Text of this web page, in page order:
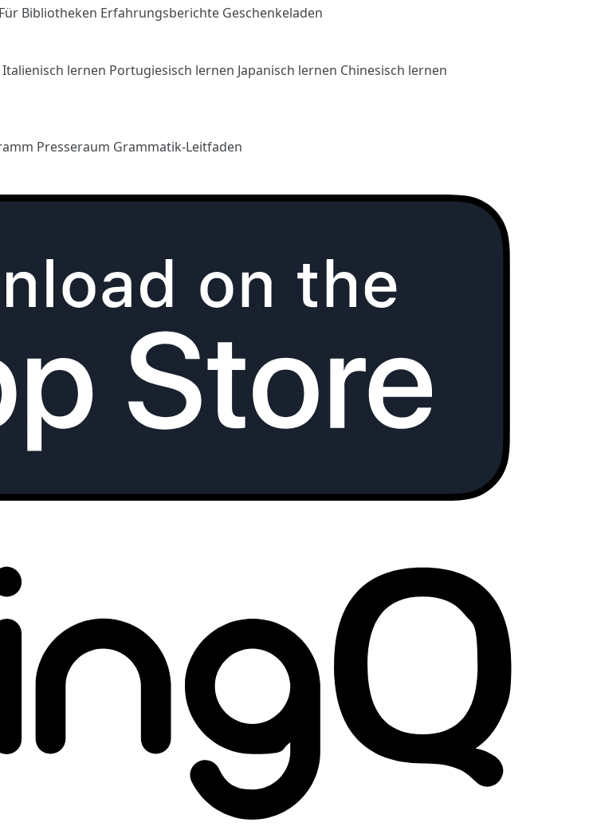
Für Bibliotheken Erfahrungsberichte Geschenkeladen
Italienisch lernen Portugiesisch lernen Japanisch lernen Chinesisch lernen
Presseraum Grammatik-Leitfaden